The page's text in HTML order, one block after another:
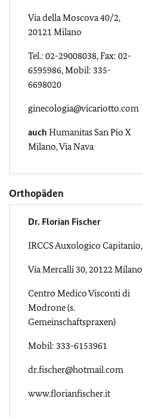
Via della Moscova 40/2,
20121 Milano
Tel.: 02-29008038, Fax: 02-
6595986, Mobil: 335-
6698020
ginecologia@vicariotto.com
auch Humanitas San Pio X
Milano, Via Nava
Orthopäden
Dr. Florian Fischer
IRCCS Auxologico Capitanio,
Via Mercalli 30, 20122 Milano
Centro Medico Visconti di
Modrone (s.
Gemeinschaftspraxen)
Mobil: 333-6153961
dr.fischer@hotmail.com
www.florianfischer.it